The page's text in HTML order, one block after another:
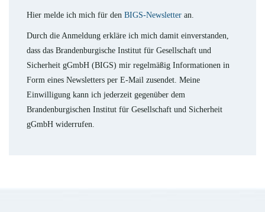
Hier melde ich mich für den BIGS-Newsletter an.
Durch die Anmeldung erkläre ich mich damit einverstanden,
dass das Brandenburgische Institut für Gesellschaft und
Sicherheit gGmbH (BIGS) mir regelmäßig Informationen in
Form eines Newsletters per E-Mail zusendet. Meine
Einwilligung kann ich jederzeit gegenüber dem
Brandenburgischen Institut für Gesellschaft und Sicherheit
gGmbH widerrufen.